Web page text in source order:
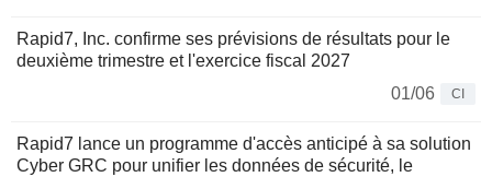
Rapid7, Inc. confirme ses prévisions de résultats pour le
deuxième trimestre et l'exercice fiscal 2027
01/06
CI
Rapid7 lance un programme d'accès anticipé à sa solution
Cyber GRC pour unifier les données de sécurité, le